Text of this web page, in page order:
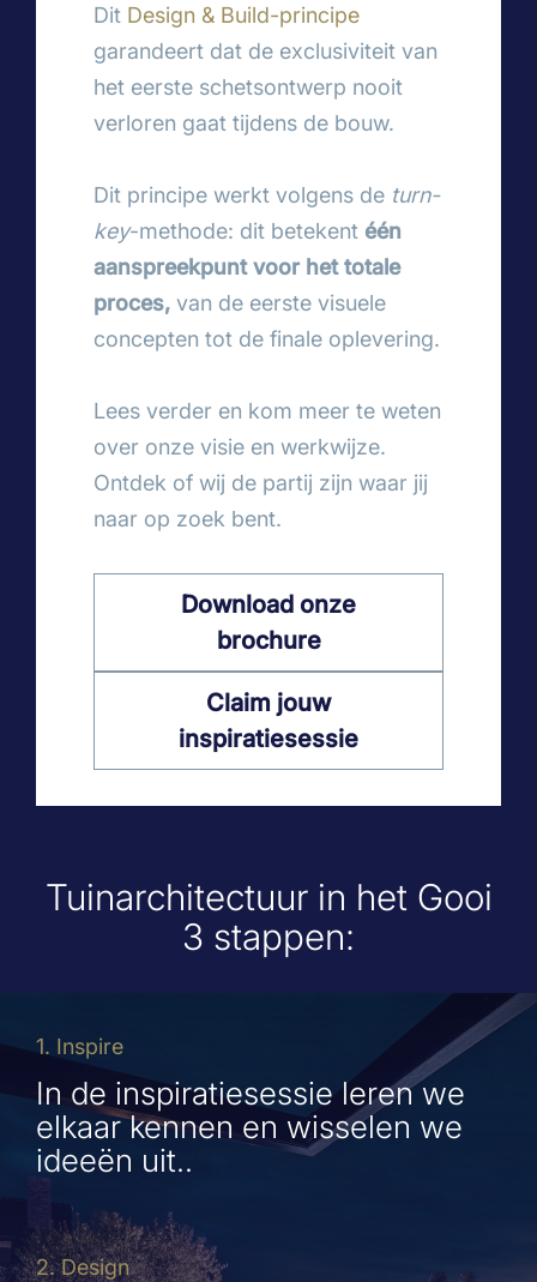
Dit Design & Build-principe
garandeert dat de exclusiviteit van
het eerste schetsontwerp nooit
verloren gaat tijdens de bouw.
Dit principe werkt volgens de turn-
key-methode: dit betekent één
aanspreekpunt voor het totale
proces, van de eerste visuele
concepten tot de finale oplevering.
Lees verder en kom meer te weten
over onze visie en werkwijze.
Ontdek of wij de partij zijn waar jij
naar op zoek bent.
Download onze
brochure
Claim jouw
inspiratiesessie
Tuinarchitectuur in het Gooi
3 stappen:
1. Inspire
In de inspiratiesessie leren we
elkaar kennen en wisselen we
ideeën uit..
2. Design